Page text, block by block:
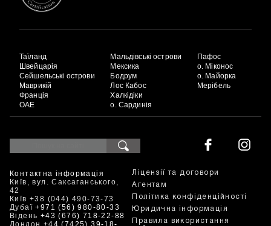
Таїланд
Швейцарія
Сейшельські острови
Маврикій
Франція
ОАЕ
Мальдівські острови
Мексика
Бодрум
Лос Кабос
Халкідіки
о. Сардинія
Пафос
о. Міконос
о. Майорка
Мерібель
Контактна інформація
Київ, вул. Саксаганського,
42
Київ +38 (044) 490-73-73
Дубаї+971 (56) 980-80-33
Відень +43 (676) 718-22-88
Лондон +44 (7425) 39-18-
Ліцензії та договори
Агентам
Політика конфіденційності
Юридична інформація
Правила використання